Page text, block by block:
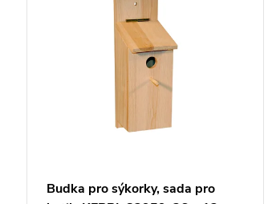
Budka pro sýkorky, sada pro